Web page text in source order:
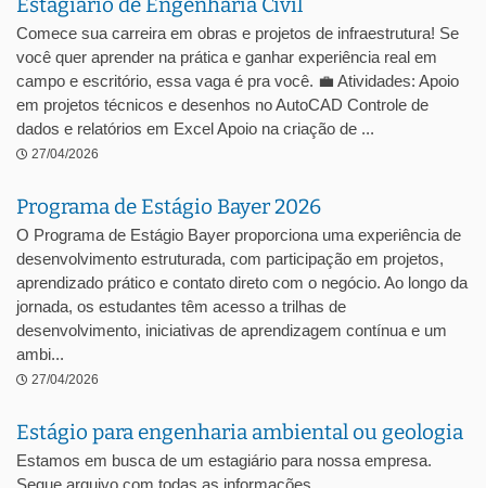
Comece sua carreira em obras e projetos de infraestrutura! Se
você quer aprender na prática e ganhar experiência real em
campo e escritório, essa vaga é pra você. 💼 Atividades: Apoio
em projetos técnicos e desenhos no AutoCAD Controle de
dados e relatórios em Excel Apoio na criação de ...
27/04/2026
Programa de Estágio Bayer 2026
O Programa de Estágio Bayer proporciona uma experiência de
desenvolvimento estruturada, com participação em projetos,
aprendizado prático e contato direto com o negócio. Ao longo da
jornada, os estudantes têm acesso a trilhas de
desenvolvimento, iniciativas de aprendizagem contínua e um
ambi...
27/04/2026
Estágio para engenharia ambiental ou geologia
Estamos em busca de um estagiário para nossa empresa.
Segue arquivo com todas as informações